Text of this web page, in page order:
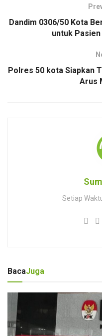
Dandim 0306/50 Kota
untuk Pasien
Polres 50 kota Siapkan
Arus
Setiap
BacaJuga